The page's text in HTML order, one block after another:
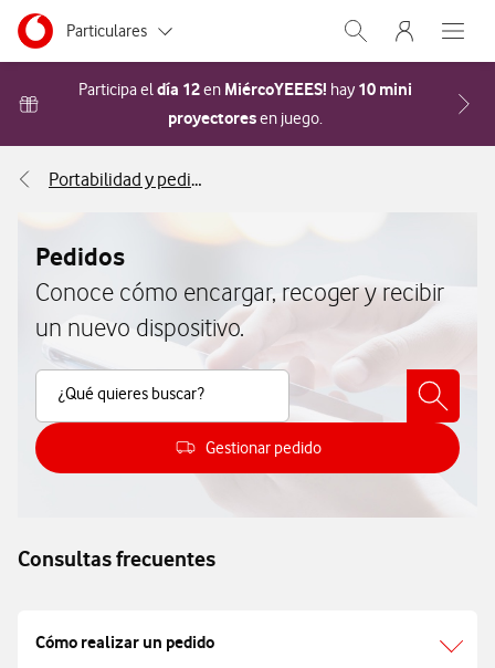
Ir a la pagina principal de vodafone.es
Menu navegación Segmento
Particulares
Autónomos
Grandes empresas
Abrir buscador.
Menu
Abre
Participa eldía 12en MiércoYEEES! hay 10 mini
proyectoresen juego. Acceder a la FAQ
Portabilidad y pedidos
Pedidos
Conoce cómo encargar, recoger y recibir
un nuevo dispositivo.
¿Qué quieres buscar?
Buscar Contenido
Gestionar pedido
Cómo gestionar tu pedido
Consultas frecuentes
Cómo realizar un pedido